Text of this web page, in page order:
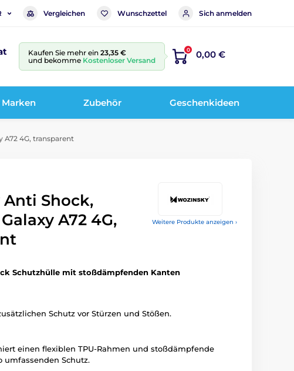
Vergleichen Wunschzettel Sich anmelden
Kaufen Sie mehr ein 23,35 €
und bekomme Kostenloser Versand
0 0,00 €
Zubehör Geschenkideen
A72 4G, transparent
Weitere Produkte anzeigen ›
Shock,
A72 4G,
Schutzhülle mit stoßdämpfenden Kanten
Schutz vor Stürzen und Stößen.
einen flexiblen TPU-Rahmen und stoßdämpfende
umfassenden Schutz.